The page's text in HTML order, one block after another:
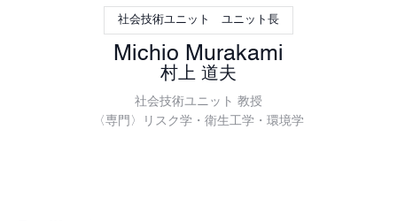
社会技術ユニット ユニット長
Michio Murakami
村上 道夫
社会技術ユニット 教授
〈専門〉リスク学・衛生工学・環境学